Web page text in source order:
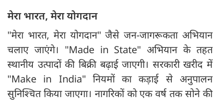
मेरा भारत, मेरा योगदान
"मेरा भारत, मेरा योगदान" जैसे जन-जागरूकता अभियान
चलाए जाएंगे। "Made in State" अभियान के तहत
स्थानीय उत्पादों की बिक्री बढ़ाई जाएगी। सरकारी खरीद में
"Make in India" नियमों का कड़ाई से अनुपालन
सुनिश्चित किया जाएगा। नागरिकों को एक वर्ष तक सोने की